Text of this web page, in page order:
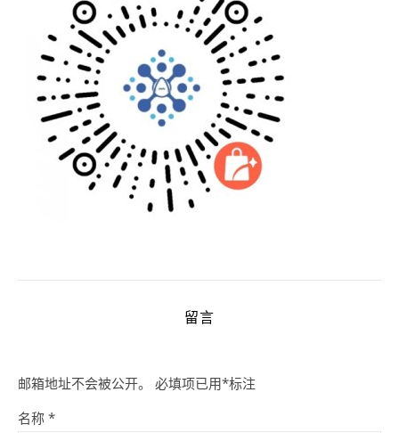
留言
邮箱地址不会被公开。 必填项已用*标注
名称 *